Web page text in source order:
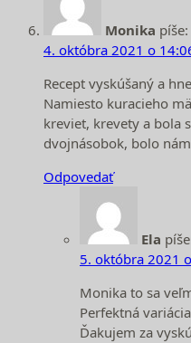
Monika píše:
4. októbra 2021 o
Recept vyskúšaný a
Namiesto kuracieho
kreviet, krevety a bola
dvojnásobok, bolo
Odpovedať
Ela
5. októbra 2021
Monika to sa
Perfektná
Ďakujem za